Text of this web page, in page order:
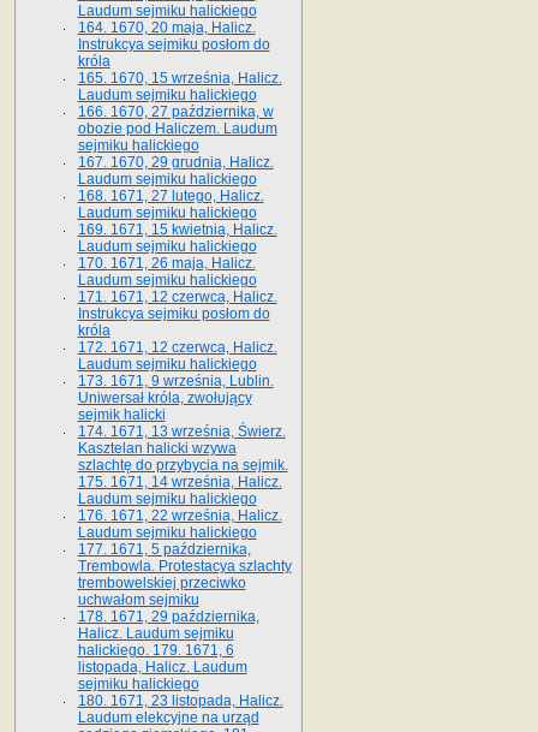
Laudum sejmiku halickiego
164. 1670, 20 maja, Halicz.
Instrukcya sejmiku posłom do
króla
165. 1670, 15 września, Halicz.
Laudum sejmiku halickiego
166. 1670, 27 października, w
obozie pod Haliczem. Laudum
sejmiku halickiego
167. 1670, 29 grudnia, Halicz.
Laudum sejmiku halickiego
168. 1671, 27 lutego, Halicz.
Laudum sejmiku halickiego
169. 1671, 15 kwietnia, Halicz.
Laudum sejmiku halickiego
170. 1671, 26 maja, Halicz.
Laudum sejmiku halickiego
171. 1671, 12 czerwca, Halicz.
Instrukcya sejmiku posłom do
króla
172. 1671, 12 czerwca, Halicz.
Laudum sejmiku halickiego
173. 1671, 9 września, Lublin.
Uniwersał króla, zwołujący
sejmik halicki
174. 1671, 13 września, Świerz.
Kasztelan halicki wzywa
szlachtę do przybycia na sejmik.
175. 1671, 14 września, Halicz.
Laudum sejmiku halickiego
176. 1671, 22 września, Halicz.
Laudum sejmiku halickiego
177. 1671, 5 października,
Trembowla. Protestacya szlachty
trembowelskiej przeciwko
uchwałom sejmiku
178. 1671, 29 października,
Halicz. Laudum sejmiku
halickiego. 179. 1671, 6
listopada, Halicz. Laudum
sejmiku halickiego
180. 1671, 23 listopada, Halicz.
Laudum elekcyjne na urząd